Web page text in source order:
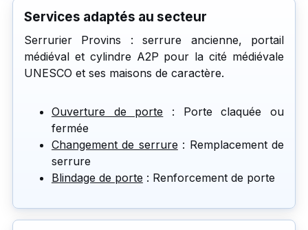
Services adaptés au secteur
Serrurier Provins : serrure ancienne, portail
médiéval et cylindre A2P pour la cité médiévale
UNESCO et ses maisons de caractère.
Ouverture de porte : Porte claquée ou
fermée
Changement de serrure : Remplacement de
serrure
Blindage de porte : Renforcement de porte